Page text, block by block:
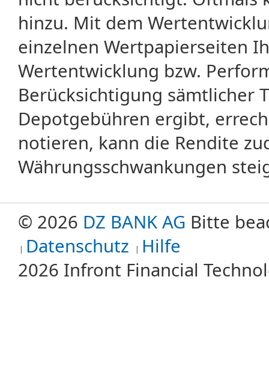
hinzu. Mit dem
einzelnen Wertpapierseiten
Wertentwicklung bzw.
Berücksichtigung sämtlicher
Depotgebühren ergibt,
notieren, kann die Rendite
Währungsschwankungen
© 2026 DZ BANK AG Bitte
Datenschutz Hilfe
2026 Infront Financial